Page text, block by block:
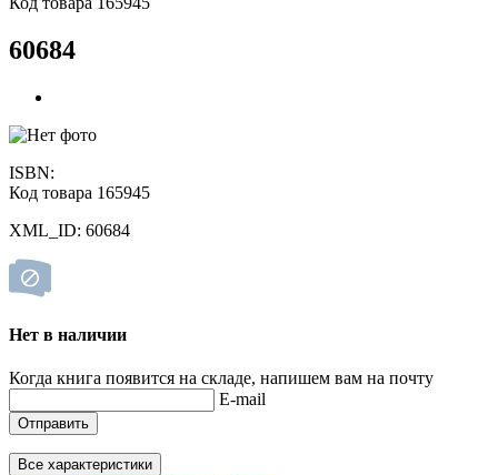
60684
ISBN:
Код товара 165945
XML_ID: 60684
Нет в наличии
Когда книга появится на складе, напишем вам на почту
E-mail
Отправить
Все характеристики